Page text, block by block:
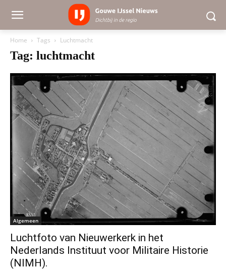
Home Tags Luchtmacht
Tag: luchtmacht
Algemeen
Luchtfoto van Nieuwerkerk in het
Nederlands Instituut voor Militaire Historie
(NIMH).